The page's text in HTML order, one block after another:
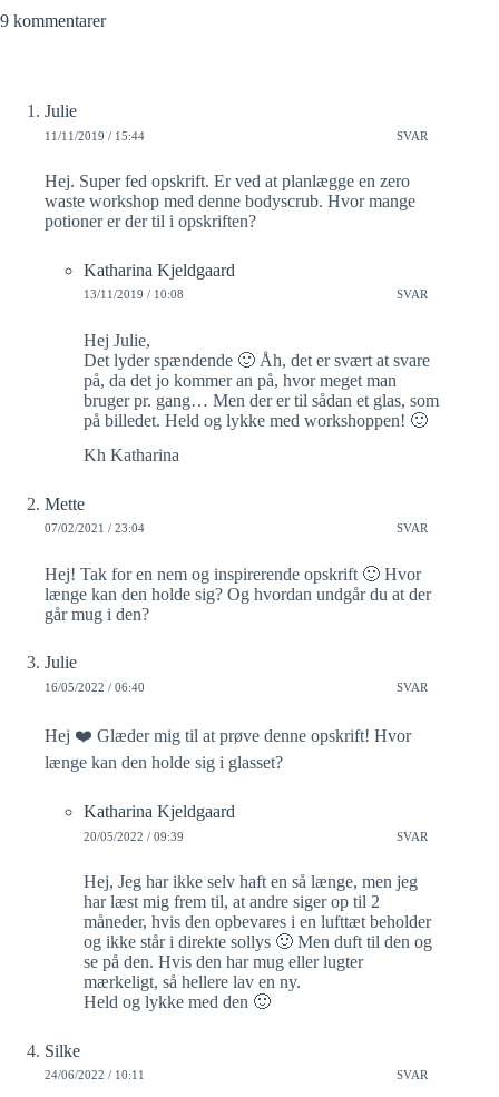
9 kommentarer
Julie
11/11/2019 / 15:44 SVAR
Hej. Super fed opskrift. Er ved at planlægge en zero
waste workshop med denne bodyscrub. Hvor mange
potioner er der til i opskriften?
Katharina Kjeldgaard
13/11/2019 / 10:08 SVAR
Hej Julie,
Det lyder spændende 🙂 Åh, det er svært at svare
på, da det jo kommer an på, hvor meget man
bruger pr. gang… Men der er til sådan et glas, som
på billedet. Held og lykke med workshoppen! 🙂
Kh Katharina
Mette
07/02/2021 / 23:04 SVAR
Hej! Tak for en nem og inspirerende opskrift 🙂 Hvor
længe kan den holde sig? Og hvordan undgår du at der
går mug i den?
Julie
16/05/2022 / 06:40 SVAR
Hej ❤️ Glæder mig til at prøve denne opskrift! Hvor
længe kan den holde sig i glasset?
Katharina Kjeldgaard
20/05/2022 / 09:39 SVAR
Hej, Jeg har ikke selv haft en så længe, men jeg
har læst mig frem til, at andre siger op til 2
måneder, hvis den opbevares i en lufttæt beholder
og ikke står i direkte sollys 🙂 Men duft til den og
se på den. Hvis den har mug eller lugter
mærkeligt, så hellere lav en ny.
Held og lykke med den 🙂
Silke
24/06/2022 / 10:11 SVAR